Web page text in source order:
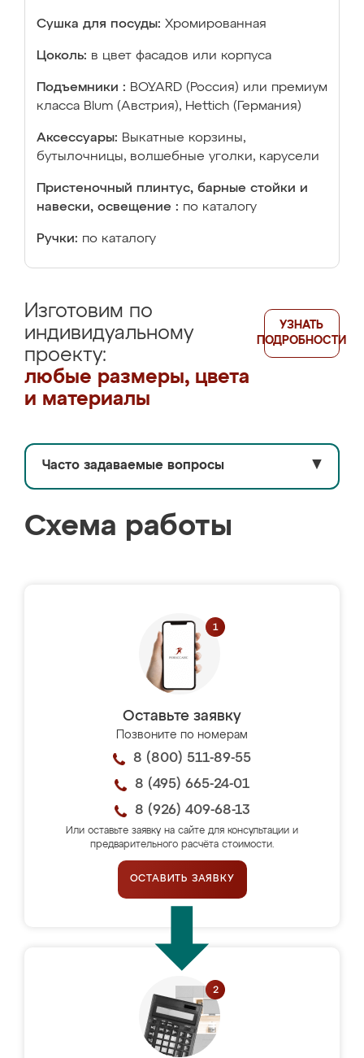
Сушка для посуды: Хромированная
Цоколь: в цвет фасадов или корпуса
Подъемники : BOYARD (Россия) или премиум
класса Blum (Австрия), Hettich (Германия)
Аксессуары: Выкатные корзины,
бутылочницы, волшебные уголки, карусели
Пристеночный плинтус, барные стойки и
навески, освещение : по каталогу
Ручки: по каталогу
Изготовим по
индивидуальному
проекту:
любые размеры, цвета
и материалы
УЗНАТЬ
ПОДРОБНОСТИ
Часто задаваемые вопросы ▼
Схема работы
Оставьте заявку
Позвоните по номерам
8 (800) 511-89-55
8 (495) 665-24-01
8 (926) 409-68-13
Или оставьте заявку на сайте для консультации и
предварительного расчёта стоимости.
ОСТАВИТЬ ЗАЯВКУ